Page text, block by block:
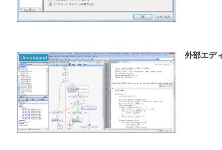
Understand 外部エデ